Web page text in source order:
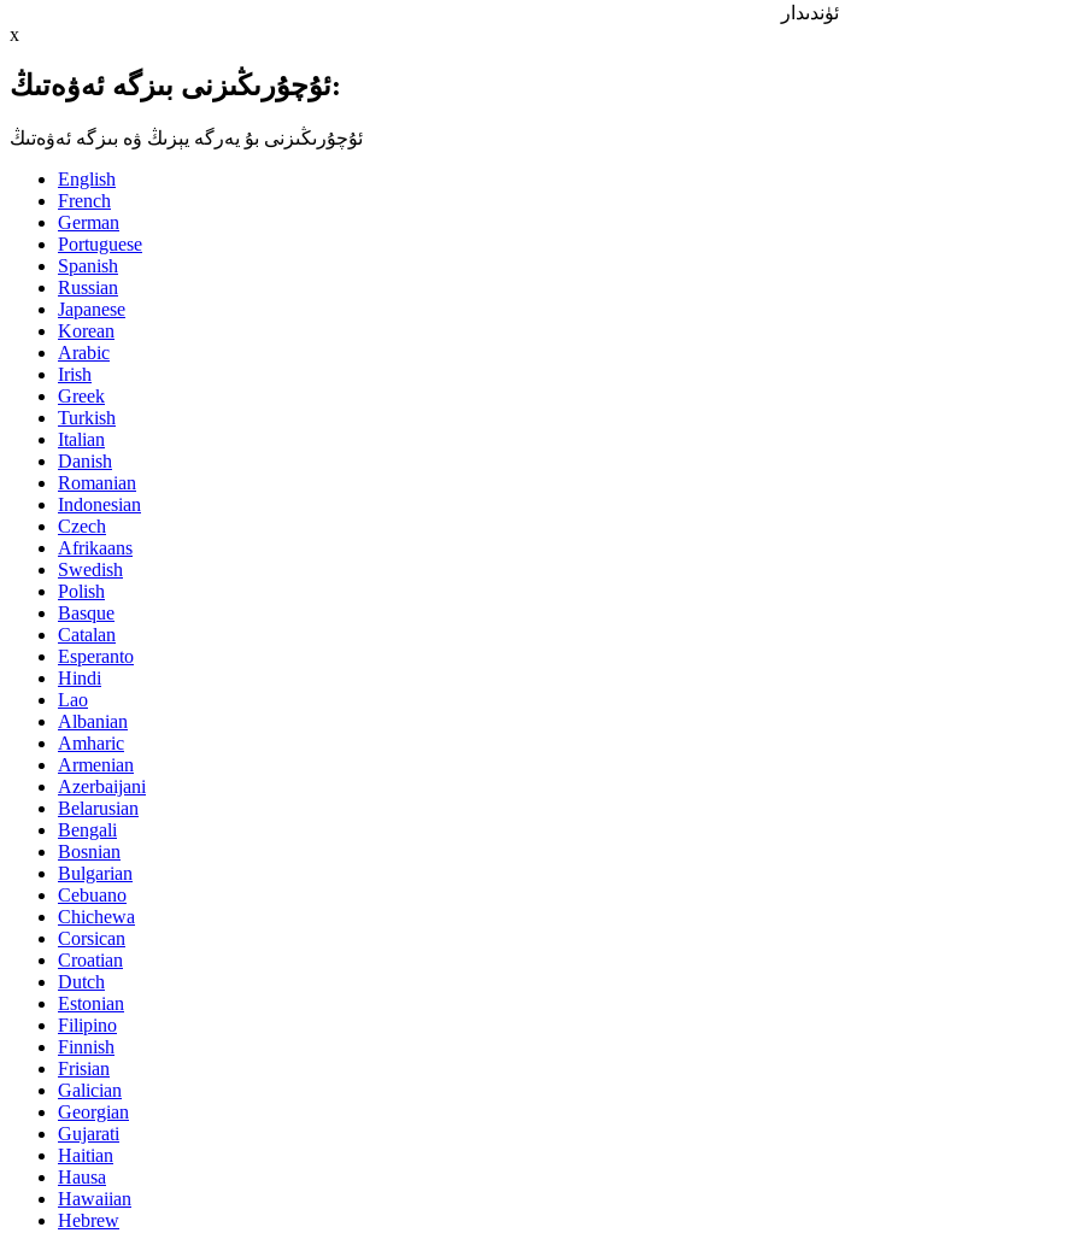
ئۈندىدار
x
ئۇچۇرىڭىزنى بىزگە ئەۋەتىڭ:
ئۇچۇرىڭىزنى بۇ يەرگە يېزىڭ ۋە بىزگە ئەۋەتىڭ
English
French
German
Portuguese
Spanish
Russian
Japanese
Korean
Arabic
Irish
Greek
Turkish
Italian
Danish
Romanian
Indonesian
Czech
Afrikaans
Swedish
Polish
Basque
Catalan
Esperanto
Hindi
Lao
Albanian
Amharic
Armenian
Azerbaijani
Belarusian
Bengali
Bosnian
Bulgarian
Cebuano
Chichewa
Corsican
Croatian
Dutch
Estonian
Filipino
Finnish
Frisian
Galician
Georgian
Gujarati
Haitian
Hausa
Hawaiian
Hebrew